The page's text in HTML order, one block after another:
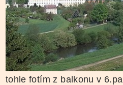
tohle fotím z balkonu v